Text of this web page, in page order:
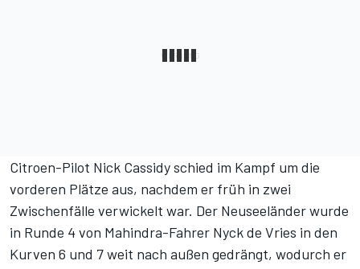
Citroen-Pilot Nick Cassidy schied im Kampf um die
vorderen Plätze aus, nachdem er früh in zwei
Zwischenfälle verwickelt war. Der Neuseeländer wurde
in Runde 4 von Mahindra-Fahrer Nyck de Vries in den
Kurven 6 und 7 weit nach außen gedrängt, wodurch er